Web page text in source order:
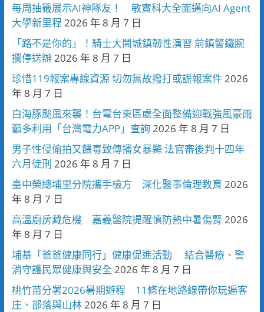
每周抽籤展示AI神隊友！ 敏實科大全面邁向AI Agent
大學新里程 2026 年 8 月 7 日
「路不是你的」！騎士大鬧城鎮韌性演習 前鎮警鐵腕
攔停送辦 2026 年 8 月 7 日
珍惜119報案專線資源 切勿無故撥打或謊報案件 2026
年 8 月 7 日
白海豚颱風來襲！台電台東區處全面整備迎戰強風豪雨
籲多利用「台灣電力APP」查詢 2026 年 8 月 7 日
男子性侵偷拍又餵毒致傳播女暴斃 法官審後判十四年
六月徒刑 2026 年 8 月 7 日
臺中榮總埔里分院攜手檢方 深化醫事倫理教育 2026
年 8 月 7 日
高溫廚房藏危機 嘉義醫院提醒慎防熱中暑傷腎 2026
年 8 月 7 日
埔基「爸爸健康同行」健康促進活動 結合醫療、警
消守護民眾健康與安全 2026 年 8 月 7 日
桃竹苗分署2026暑期遊程 11條在地路線帶你玩遍客
庄、部落與山林 2026 年 8 月 7 日